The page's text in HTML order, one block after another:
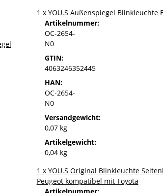
1 x YOU.S Außenspiegel Blinkleuchte
Artikelnummer:
OC-2654-
N0
GTIN:
4063246352445
HAN:
OC-2654-
N0
Versandgewicht:
0,07 kg
Artikelgewicht:
0,04 kg
1 x YOU.S Original Blinkleuchte
Peugeot kompatibel mit Toyota